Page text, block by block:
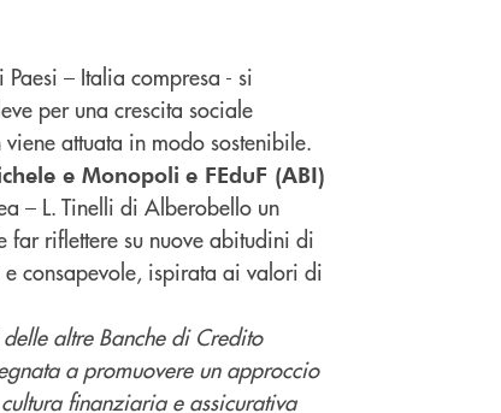
– Italia compresa - si
per una crescita sociale
attuata in modo sostenibile.
e Monopoli e FEduF (ABI)
– L. Tinelli di Alberobello un
far riflettere su nuove abitudini di
consapevole, ispirata ai valori di
altre Banche di Credito
a promuovere un approccio
finanziaria e assicurativa